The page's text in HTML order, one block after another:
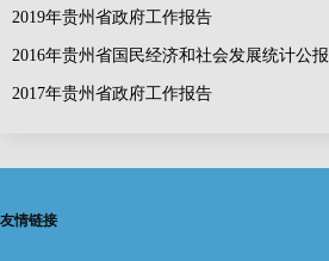
2019年贵州省政府工作报告
2016年贵州省国民经济和社会发展统计公报
2017年贵州省政府工作报告
友情链接